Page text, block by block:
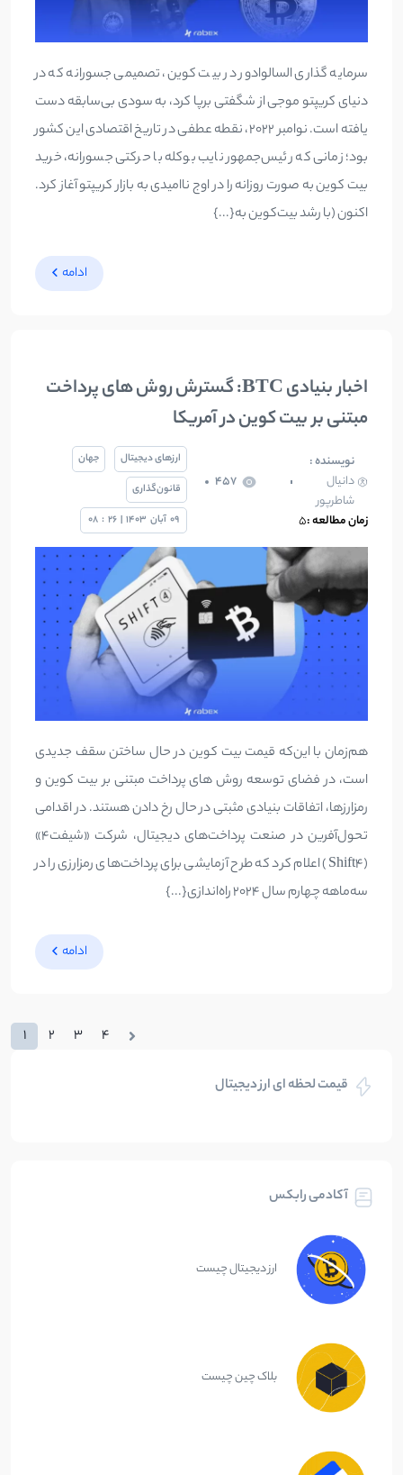
سرمایه گذاری السالوادور در بیت کوین، تصمیمی جسورانه که در
دنیای کریپتو موجی از شگفتی برپا کرد، به سودی بی‌سابقه دست
یافته است. نوامبر ۲۰۲۲، نقطه عطفی در تاریخ اقتصادی این کشور
بود؛ زمانی که رئیس‌جمهور نایب بوکله با حرکتی جسورانه، خرید
بیت کوین به صورت روزانه را در اوج ناامیدی به بازار کریپتو آغاز کرد.
اکنون (با رشد بیت‌کوین به{...}
ادامه
اخبار بنیادی BTC: گسترش روش های پرداخت
مبتنی بر بیت کوین در آمریکا
نویسنده :
دانیال
شاطرپور
457
زمان مطالعه :5
ارزهای دیجیتال
جهان
قانون‌گذاری
09 آبان 1403
|
26
:
08
هم‌زمان با این‌که قیمت بیت کوین در حال ساختن سقف جدیدی
است، در فضای توسعه روش های پرداخت مبتنی بر بیت کوین و
رمزارزها، اتفاقات بنیادی مثبتی در حال رخ دادن هستند. در اقدامی
تحول‌آفرین در صنعت پرداخت‌های دیجیتال، شرکت «‌شیفت۴‌»
(Shift4) اعلام کرد که طرح آزمایشی برای پرداخت‌های رمزارزی را در
سه‌ماهه چهارم سال ۲۰۲۴ راه‌اندازی{...}
ادامه
1 2 3 4
قیمت لحظه ای ارز دیجیتال
آکادمی رابکس
ارز دیجیتال چیست
بلاک چین چیست